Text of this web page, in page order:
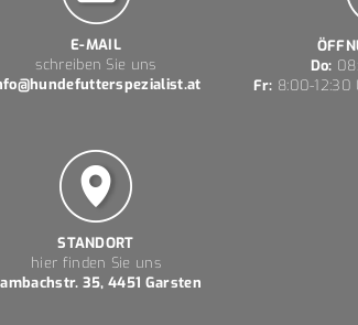
E-MAIL
schreiben Sie uns
Do:
Fr: 8:00-12:30
STANDORT
hier finden Sie uns
35, 4451 Garsten